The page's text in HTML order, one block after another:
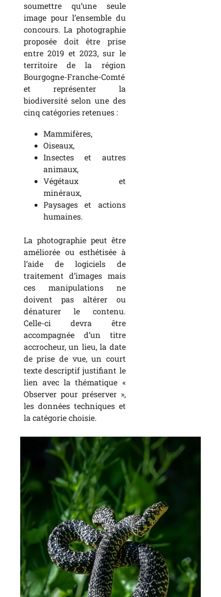
soumettre qu’une seule
image pour l’ensemble du
concours. La photographie
proposée doit être prise
entre 2019 et 2023, sur le
territoire de la région
Bourgogne-Franche-Comté
et représenter la
biodiversité selon une des
cinq catégories retenues :
Mammifères,
Oiseaux,
Insectes et autres
animaux,
Végétaux et
minéraux,
Paysages et actions
humaines.
La photographie peut être
améliorée ou esthétisée à
l’aide de logiciels de
traitement d’images mais
ces manipulations ne
doivent pas altérer ou
dénaturer le contenu.
Celle-ci devra être
accompagnée d’un titre
accrocheur, un lieu, la date
de prise de vue, un court
texte descriptif justifiant le
lien avec la thématique «
Observer pour préserver »,
les données techniques et
la catégorie choisie.